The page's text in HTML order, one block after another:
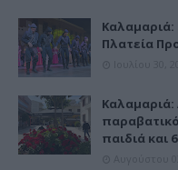
Καλαμαριά:
Πλατεία
Καλαμαριά:
παιδιά και